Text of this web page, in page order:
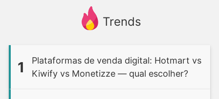
Trends
1
Plataformas de venda digital: Hotmart vs
Kiwify vs Monetizze — qual escolher?